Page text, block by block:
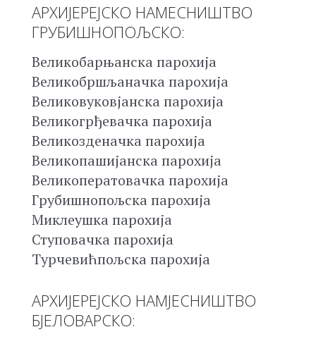
АРХИЈЕРЕЈСКО НАМЕСНИШТВО
ГРУБИШНОПОЉСКО:
Великобарњанска парохија
Великобршљаначка парохија
Великовуковјанска парохија
Великогрђевачка парохија
Великозденачка парохија
Великопашијанска парохија
Великоператовачка парохија
Грубишнопољска парохија
Миклеушка парохија
Ступовачка парохија
Турчевићпољска парохија
АРХИЈЕРЕЈСКО НАМЈЕСНИШТВО
БЈЕЛОВАРСКО: